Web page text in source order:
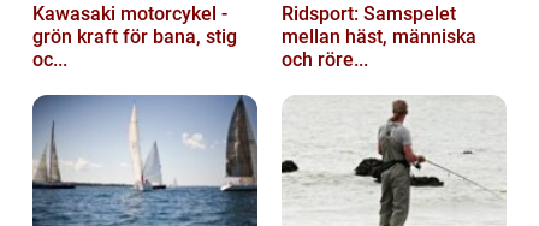
Kawasaki motorcykel -
grön kraft för bana, stig
oc...
Ridsport: Samspelet
mellan häst, människa
och röre...